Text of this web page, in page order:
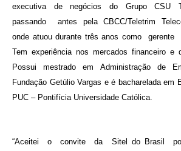
executiva de negócios do Grupo CSU
passando
antes pelaCBCC/Teletrim
onde atuou durante três anos como
gerente
Tem experiência nos mercados financeiro e
Possui mestrado em Administração de
Fundação Getúlio Vargas e é bacharelada em
PUC – Pontifícia Universidade Católica.
“Aceitei o convite da Sitel do Brasil